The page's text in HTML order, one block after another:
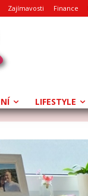
Zajímavosti Finance
LIFESTYLE